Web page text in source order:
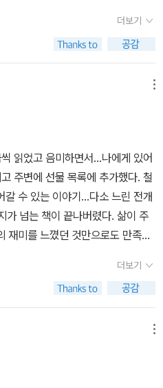
을까 싶다. 삶의 어떤 부분이 지나
과거의 나를 위로하고, 지금의 나
의 저자인 파스칼 메르시어의 작품
권이 희한하게 손이 잘 가지 않
에 책을 살까 말까 고민하다가 내
것이 바로 이 <언어의 무게>인
끌렸는지 손이 가는 대로 생각 없
시간이 흐른 것만은 아님에도 이 책
는 차이가 있음을 느꼈다. 그때는
읽었던 것 같다. 과장되게 말하자
간을 죽이고 또 죽이는 용도로 희
꼈다. 늘 비장한 마음으로 하루를
도 없이 증발해 버리기라도 했는
과 사물이 보인다는 것을. 실은 변
는 것, 나의 노력이 드러나는 이 순
서 익숙하기만 한 소리와 그 울림
동안 이 울림과 소리를 얼마나 그
심정을 다르지만, 같은 마음으로
더보기
읽었고 음미하면서…나에게 있어
주변에 선물 목록에 추가했다. 철
갈 수 있는 이야기…다소 느린 전개
넘는 책이 끝나버렸다. 삶이 주
재미를 느꼈던 것만으로도 만족한
잘 하려고 하는지 말하고 있다. 또
지는 결국 주인공 자신에게 보낸
더보기